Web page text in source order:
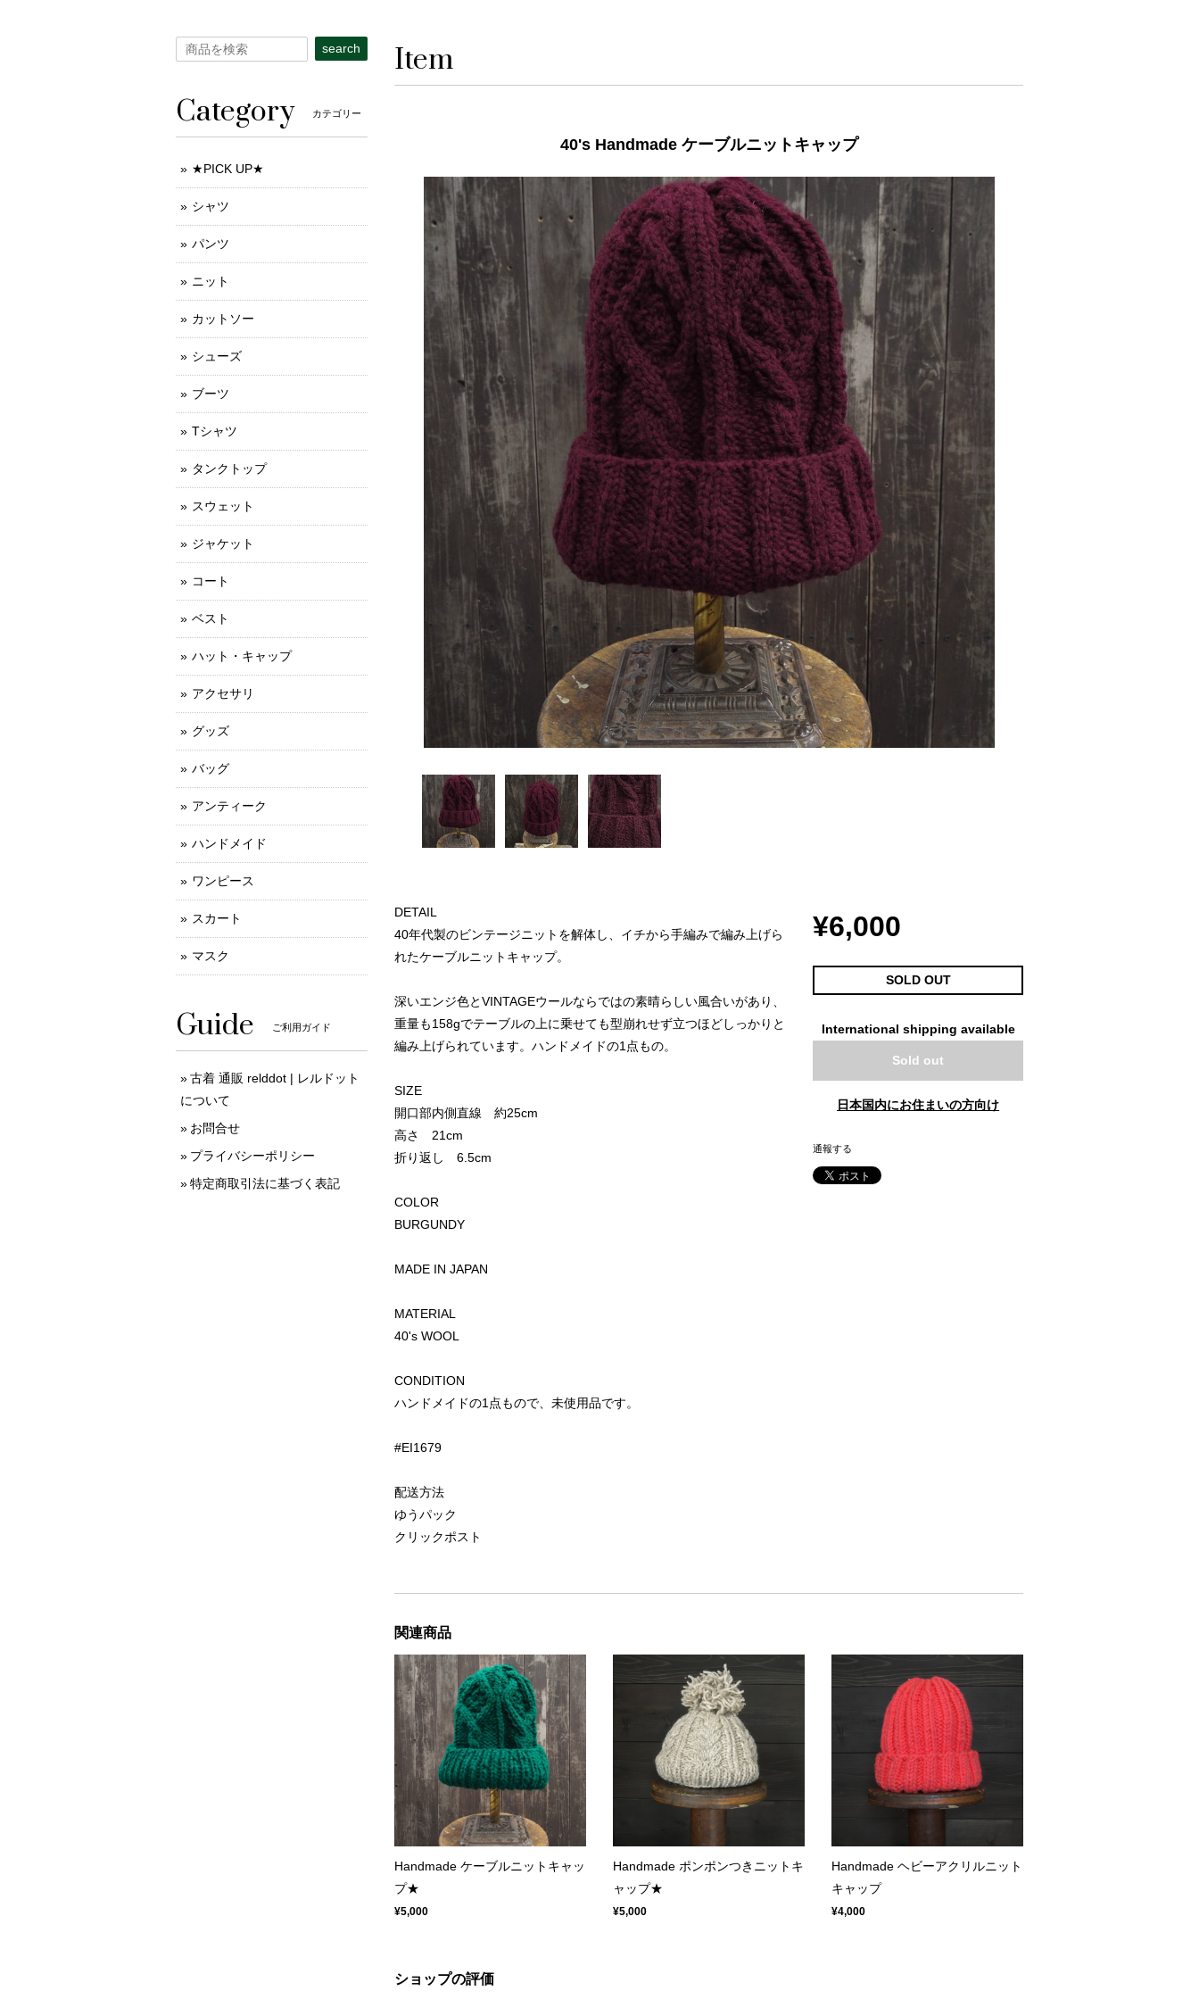
Item
40's Handmade ケーブルニットキャップ
DETAIL
40年代製のビンテージニットを解体し、イチから手編みで編み上げら
れたケーブルニットキャップ。
深いエンジ色とVINTAGEウールならではの素晴らしい風合いがあり、
重量も158gでテーブルの上に乗せても型崩れせず立つほどしっかりと
編み上げられています。ハンドメイドの1点もの。
SIZE
開口部内側直線 約25cm
高さ 21cm
折り返し 6.5cm
COLOR
BURGUNDY
MADE IN JAPAN
MATERIAL
40's WOOL
CONDITION
ハンドメイドの1点もので、未使用品です。
#EI1679
配送方法
ゆうパック
クリックポスト
¥6,000
SOLD OUT
International shipping available
Sold out
日本国内にお住まいの方向け
通報する
関連商品
Handmade ケーブルニットキャッ
プ★
¥5,000
Handmade ポンポンつきニットキ
ャップ★
¥5,000
Handmade ヘビーアクリルニット
キャップ
¥4,000
ショップの評価
search
Category カテゴリー
★PICK UP★
シャツ
パンツ
ニット
カットソー
シューズ
ブーツ
Tシャツ
タンクトップ
スウェット
ジャケット
コート
ベスト
ハット・キャップ
アクセサリ
グッズ
バッグ
アンティーク
ハンドメイド
ワンピース
スカート
マスク
Guide ご利用ガイド
古着 通販 relddot | レルドット
について
お問合せ
プライバシーポリシー
特定商取引法に基づく表記